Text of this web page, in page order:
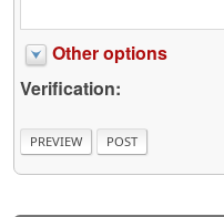
Other options
Verification: